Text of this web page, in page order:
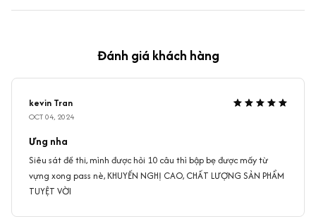
Đánh giá khách hàng
kevin Tran
OCT 04, 2024
Ưng nha
Siêu sát đề thi, mình được hỏi 10 câu thì bập bẹ được mấy từ
vựng xong pass nè, KHUYẾN NGHỊ CAO, CHẤT LƯỢNG SẢN PHẨM
TUYỆT VỜI